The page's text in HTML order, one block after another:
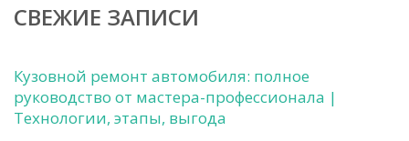
СВЕЖИЕ ЗАПИСИ
Кузовной ремонт автомобиля: полное
руководство от мастера-профессионала |
Технологии, этапы, выгода